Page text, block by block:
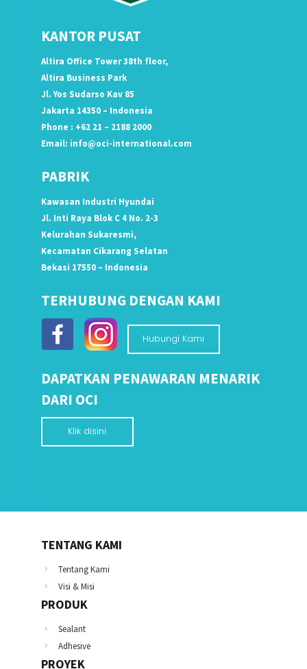
KANTOR PUSAT
Altira Office Tower 38th floor,
Altira Business Park
Jl. Yos Sudarso Kav 85
Jakarta 14350 – Indonesia
Phone : +62 21 – 2188 2000
Email: info@oci-international.com
PABRIK
Kawasan Industri Hyundai
Jl. Inti Raya Blok C 4 No. 2-3
Kelurahan Sukaresmi,
Kecamatan Cikarang Selatan
Bekasi 17550 – Indonesia
TERHUBUNG DENGAN KAMI
Hubungi Kami
DAPATKAN PENAWARAN MENARIK
DARI OCI
Klik disini
TENTANG KAMI
Tentang Kami
Visi & Misi
PRODUK
Sealant
Adhesive
PROYEK